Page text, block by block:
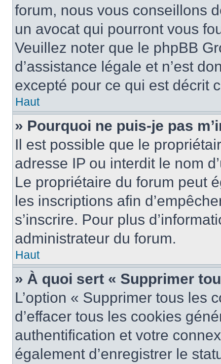
forum, nous vous conseillons
un avocat qui pourront vous
Veuillez noter que le phpBB
d’assistance légale et n’est
excepté pour ce qui est décrit
Haut
» Pourquoi ne puis-je pas
Il est possible que le
adresse IP ou interdit le nom
Le propriétaire du forum peut
les inscriptions afin
s’inscrire. Pour plus
administrateur du forum.
Haut
» À quoi sert « Supprimer
L’option « Supprimer tous les
d’effacer tous les cookies
authentification et votre
également d’enregistrer le